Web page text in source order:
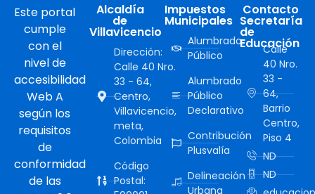
Este portal
cumple
con el
nivel de
accesibilidad
Web A
según los
requisitos
de
conformidad
de las
Alcaldía
de
Villavicencio
Dirección:
Calle 40 Nro.
33 - 64,
Centro,
Villavicencio,
meta,
Colombia
Código
Postal:
Impuestos
Municipales
Alumbrado
Público
Alumbrado
Público
Declarativo
Contribución
Plusvalía
Delineación
Urbana
Contacto
Secretaría
de
Educación
Calle
40 Nro.
33 -
64,
Barrio
Centro,
Piso 4
ND
ND